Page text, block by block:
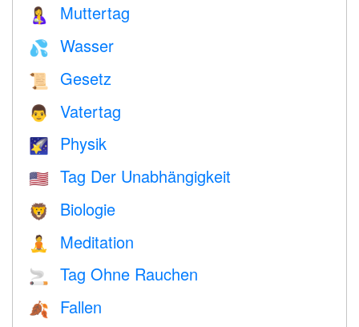
🤱 Muttertag
💦 Wasser
📜 Gesetz
👨 Vatertag
🌠 Physik
🇺🇸 Tag Der Unabhängigkeit
🦁 Biologie
🧘 Meditation
🚬 Tag Ohne Rauchen
🍂 Fallen